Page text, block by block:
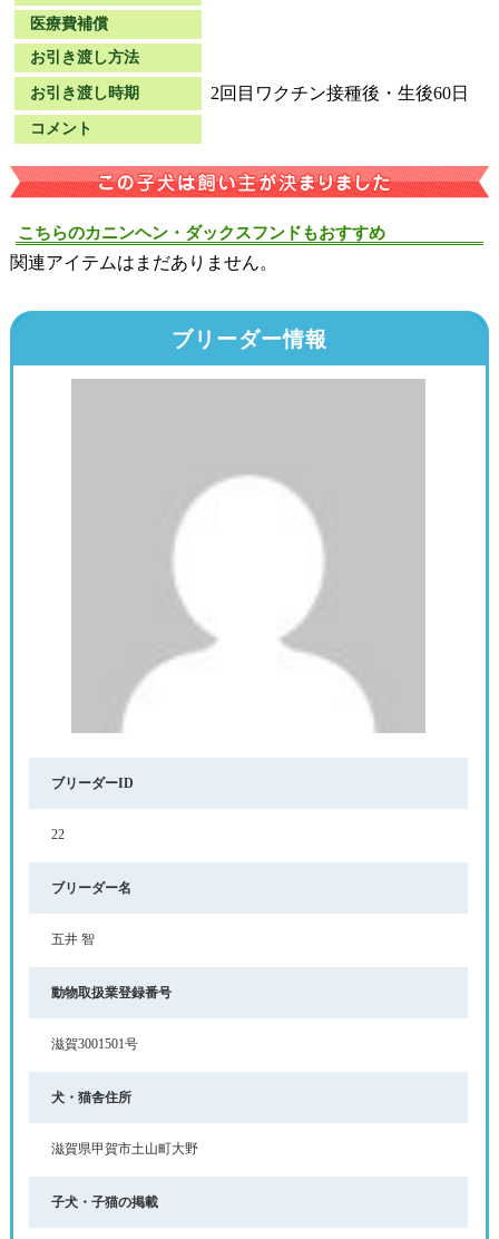
医療費補償
お引き渡し方法
お引き渡し時期 2回目ワクチン接種後・生後60日
コメント
こちらのカニンヘン・ダックスフンドもおすすめ
関連アイテムはまだありません。
ブリーダー情報
ブリーダーID
22
ブリーダー名
五井 智
動物取扱業登録番号
滋賀3001501号
犬・猫舎住所
滋賀県甲賀市土山町大野
子犬・子猫の掲載